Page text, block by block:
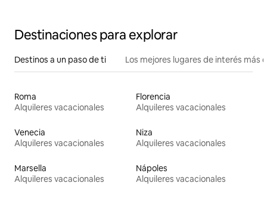
Destinaciones para explorar
Destinos a un paso de ti Los mejores lugares de interés más
Roma
Alquileres vacacionales
Florencia
Alquileres vacacionales
Venecia
Alquileres vacacionales
Niza
Alquileres vacacionales
Marsella
Alquileres vacacionales
Nápoles
Alquileres vacacionales